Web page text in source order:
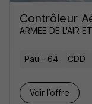
Contrôleur
ARMEE DE L'AIR
Pau - 64 CDD
Voir l’offre